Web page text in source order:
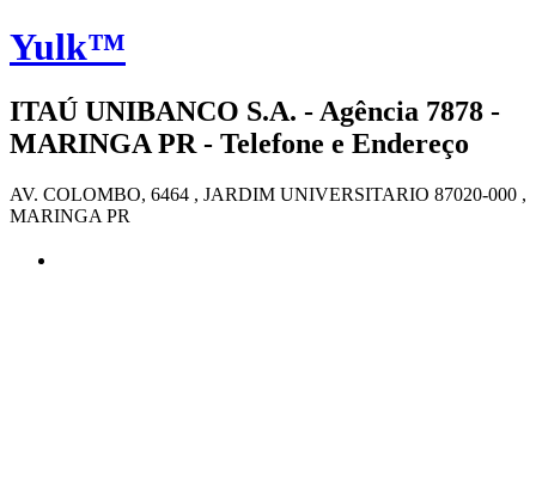
Yulk™
ITAÚ UNIBANCO S.A. - Agência 7878 -
MARINGA PR - Telefone e Endereço
AV. COLOMBO, 6464 , JARDIM UNIVERSITARIO 87020-000 ,
MARINGA PR